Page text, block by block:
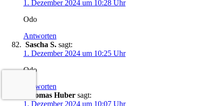
1. Dezember 2024 um 10:28 Uhr
Odo
Antworten
Sascha S. sagt:
1. Dezember 2024 um 10:25 Uhr
Odo
Antworten
Thomas Huber sagt:
1. Dezember 2024 um 10:07 Uhr